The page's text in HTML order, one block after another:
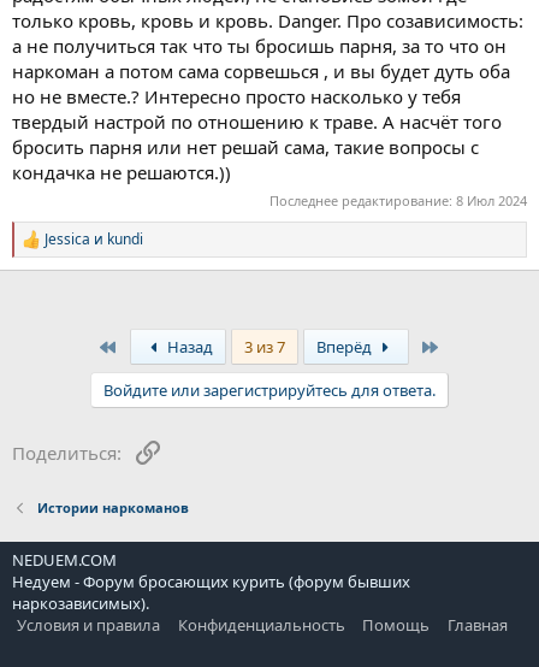
только кровь, кровь и кровь. Danger. Про созависимость:
а не получиться так что ты бросишь парня, за то что он
наркоман а потом сама сорвешься , и вы будет дуть оба
но не вместе.? Интересно просто насколько у тебя
твердый настрой по отношению к траве. А насчёт того
бросить парня или нет решай сама, такие вопросы с
кондачка не решаются.))
Последнее редактирование: 8 Июл 2024
Р
е
Jessica и kundi
Назад 3 из 7 Вперёд
Войдите или зарегистрируйтесь для ответа.
Поделиться: Ссылка
Истории наркоманов
NEDUEM.COM
Недуем - Форум бросающих курить (форум бывших
наркозависимых).
Условия и правила
Конфиденциальность Помощь Главная